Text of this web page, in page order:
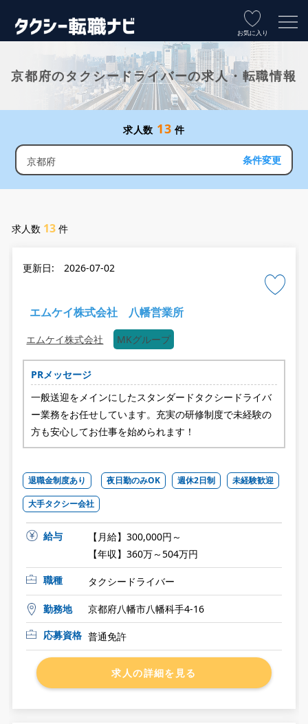
お気に入り
京都府のタクシードライバーの求人・転職情報
求人数 13 件
京都府 条件変更
求人数 13 件
更新日: 2026-07-02
エムケイ株式会社 八幡営業所
エムケイ株式会社 MKグループ
PRメッセージ
一般送迎をメインにしたスタンダードタクシードライバ
ー業務をお任せしています。充実の研修制度で未経験の
方も安心してお仕事を始められます！
退職金制度あり 夜日勤のみOK 週休2日制
未経験歓迎
大手タクシー会社
給与
【月給】300,000円～
【年収】360万～504万円
職種
タクシードライバー
勤務地
京都府八幡市八幡科手4-16
応募資格 普通免許
求人の詳細を見る